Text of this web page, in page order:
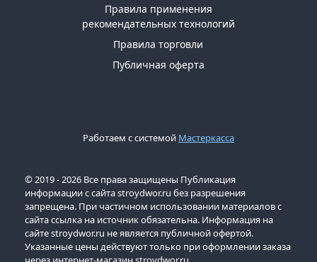
Правила применения
рекомендательных технологий
Правила торговли
Публичная оферта
Работаем с системой Мастеркасса
© 2019 - 2026 Все права защищены Публикация
информации с сайта stroydwor.ru без разрешения
запрещена. При частичном использовании материалов с
сайта ссылка на источник обязательна. Информация на
сайте stroydwor.ru не является публичной офертой.
Указанные цены действуют только при оформлении заказа